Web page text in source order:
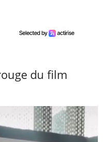
du film